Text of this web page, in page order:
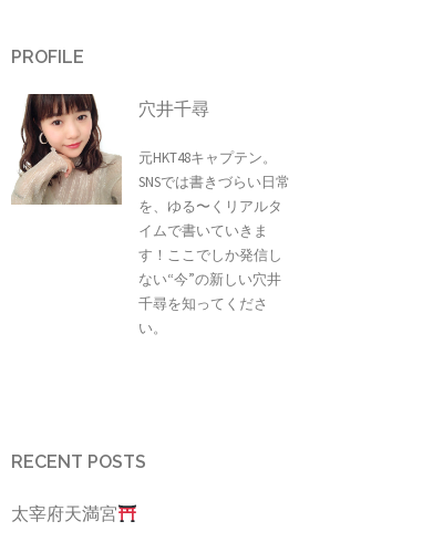
PROFILE
穴井千尋
元HKT48キャプテン。
SNSでは書きづらい日常
を、ゆる〜くリアルタ
イムで書いていきま
す！ここでしか発信し
ない“今”の新しい穴井
千尋を知ってくださ
い。
RECENT POSTS
太宰府天満宮